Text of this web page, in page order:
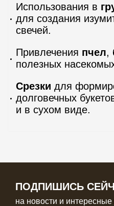
Использования в
для создания
свечей.
Привлечения пчел,
полезных
Срезки для
долговечных
и в сухом виде.
ПОДПИШИСЬ
на новости и